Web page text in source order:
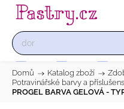
Domů / Katalog zboží /
Potravinářské barvy a
PROGEL BARVA GELOVÁ -